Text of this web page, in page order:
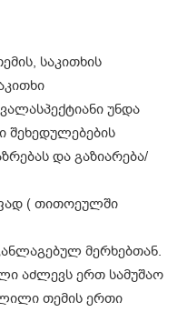
საკითხის
უნდა
შეხედულებების
და გაზიარება/
( თითოეულში
მერხებთან.
აძლევს ერთ სამუშაო
თემის ერთი